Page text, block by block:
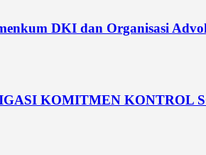
DKI dan Organisasi
KOMITMEN KONTROL